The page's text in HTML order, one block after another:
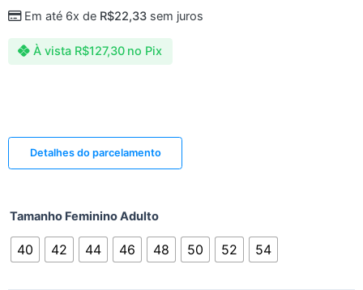
À vista R$127,30 no Pix
Em até 6x de R$22,33sem juros
Detalhes do parcelamento
Tamanho Feminino Adulto
40 42 44 46 48 50 52 54